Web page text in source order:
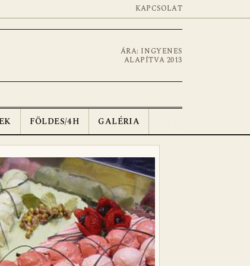
KAPCSOLAT
ÁRA: INGYENES
ALAPÍTVA 2013
FÖLDES/4H GALÉRIA